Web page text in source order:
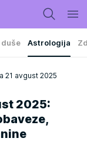
duše Astrologija
21 avgust 2025
2025: